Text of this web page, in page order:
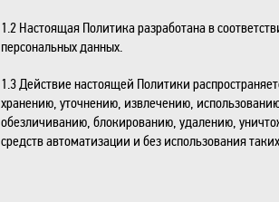
1.2 Настоящая Политика разработана в
персональных данных.
1.3 Действие настоящей Политики
хранению, уточнению, извлечению,
обезличиванию, блокированию, удалению,
средств автоматизации и без использования